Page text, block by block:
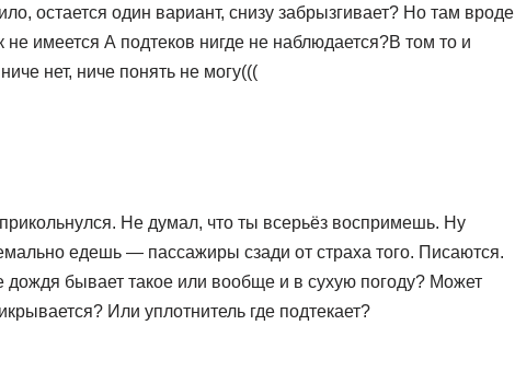
остается один вариант, снизу забрызгивает? Но там вроде
имеется А подтеков нигде не наблюдается?В том то и
нет, ниче понять не могу(((
Не думал, что ты всерьёз воспримешь. Ну
едешь — пассажиры сзади от страха того. Писаются.
бывает такое или вообще и в сухую погоду? Может
Или уплотнитель где подтекает?